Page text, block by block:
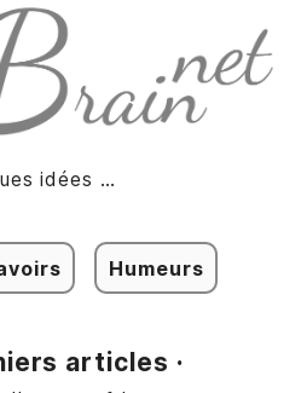
idées …
Humeurs
articles ·